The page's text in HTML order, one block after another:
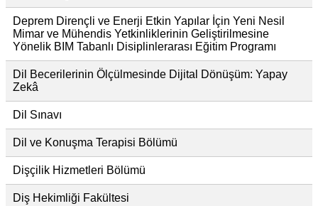
Deprem Dirençli ve Enerji Etkin Yapılar İçin Yeni Nesil
Mimar ve Mühendis Yetkinliklerinin Geliştirilmesine
Yönelik BIM Tabanlı Disiplinlerarası Eğitim Programı
Dil Becerilerinin Ölçülmesinde Dijital Dönüşüm: Yapay
Zekâ
Dil Sınavı
Dil ve Konuşma Terapisi Bölümü
Dişçilik Hizmetleri Bölümü
Diş Hekimliği Fakültesi